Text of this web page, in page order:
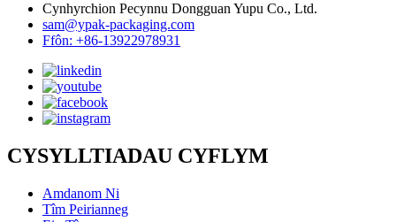
Cynhyrchion Pecynnu Dongguan Yupu Co., Ltd.
sam@ypak-packaging.com
Ffôn: +86-13922978931
CYSYLLTIADAU CYFLYM
Amdanom Ni
Tîm Peirianneg